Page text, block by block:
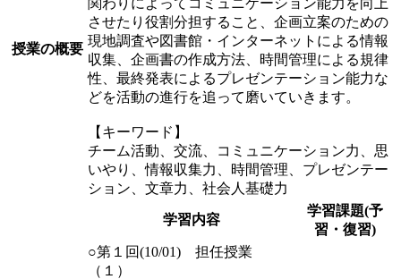
授業の概要
関わりによってコミュニケーション能力を向上
させたり役割分担すること、企画立案のための
現地調査や図書館・インターネットによる情報
収集、企画書の作成方法、時間管理による規律
性、最終発表によるプレゼンテーション能力な
どを活動の進行を追って磨いていきます。
【キーワード】
チーム活動、交流、コミュニケーション力、思
いやり、情報収集力、時間管理、プレゼンテー
ション、文章力、社会人基礎力
学習内容
学習課題(予
習・復習)
○第１回(10/01) 担任授業
（１）